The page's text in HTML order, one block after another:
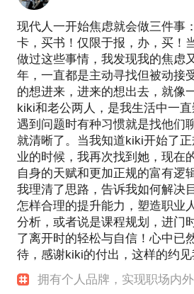
现代人一开始焦虑就会做三件事
卡，买书！仅限于报，办，买！
做过这些事情，我发现我的焦虑
年，一直都是主动寻找但被动接
的想进来，进来的想出去，就像
kiki和老公两人，是我生活中一
遇到问题时有种习惯就是找他们
就清晰了。当我知道kiki开始了
业的时候，我再次找到她，现在
自身的天赋和更加正规的富有逻
我理清了思路，告诉我如何解决
怎样合理的提升能力，塑造职业
分析，或者说是课程规划，进门
了离开时的轻松与自信！心中已
待，感谢kiki的付出，这样的约见
拥有个人品牌，实现职场内